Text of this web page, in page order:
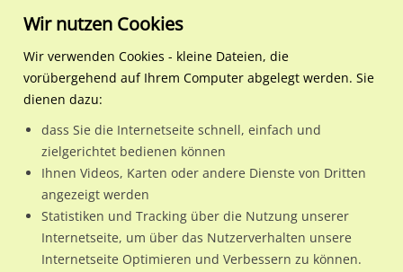
Regionale Plakatwerbung Baden-Württemberg
Kirchheim unter Teck, Stadt
Stuttgarter Str. 143 HST
73230 / Kirchheim unter Teck, Stadt / Ötlingen
Nutze günstige Werbemöglichkeiten am Standort Stuttgarter
Str. 143 HST Fabrikstr. We.li. im Ortsteil Ötlingen)in
Wir nutzen Cookies
Wir verwenden Cookies - kleine Dateien, die
vorübergehend auf Ihrem Computer abgelegt werden. Sie
dienen dazu:
dass Sie die Internetseite schnell, einfach und
zielgerichtet bedienen können
Ihnen Videos, Karten oder andere Dienste von Dritten
angezeigt werden
Statistiken und Tracking über die Nutzung unserer
Internetseite, um über das Nutzerverhalten unsere
Internetseite Optimieren und Verbessern zu können.